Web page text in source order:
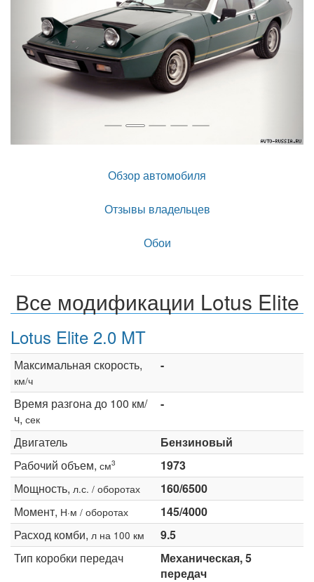
Обзор автомобиля
Отзывы владельцев
Обои
Все модификации Lotus Elite
Lotus Elite 2.0 MT
Максимальная скорость,
км/ч
-
Время разгона до 100 км/
ч, сек
-
Двигатель
Бензиновый
Рабочий объем, см3
1973
Мощность, л.с. / оборотах
160/6500
Момент, Н·м / оборотах
145/4000
Расход комби, л на 100 км
9.5
Тип коробки передач
Механическая, 5
передач